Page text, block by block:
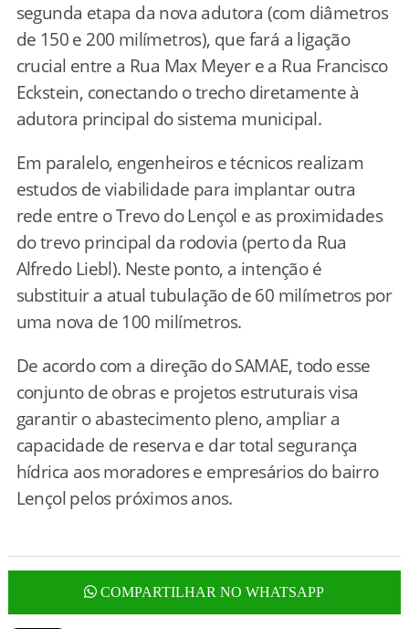
segunda etapa da nova adutora (com diâmetros
de 150 e 200 milímetros), que fará a ligação
crucial entre a Rua Max Meyer e a Rua Francisco
Eckstein, conectando o trecho diretamente à
adutora principal do sistema municipal.
Em paralelo, engenheiros e técnicos realizam
estudos de viabilidade para implantar outra
rede entre o Trevo do Lençol e as proximidades
do trevo principal da rodovia (perto da Rua
Alfredo Liebl). Neste ponto, a intenção é
substituir a atual tubulação de 60 milímetros por
uma nova de 100 milímetros.
De acordo com a direção do SAMAE, todo esse
conjunto de obras e projetos estruturais visa
garantir o abastecimento pleno, ampliar a
capacidade de reserva e dar total segurança
hídrica aos moradores e empresários do bairro
Lençol pelos próximos anos.
COMPARTILHAR NO WHATSAPP